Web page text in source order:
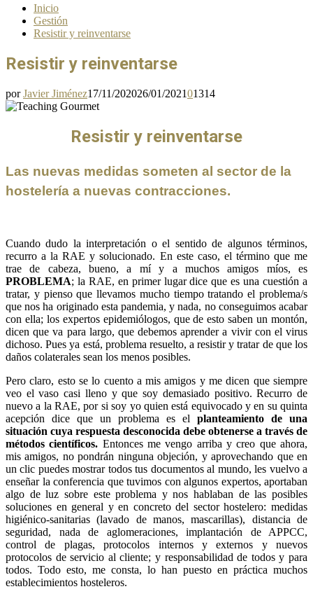
Inicio
Gestión
Resistir y reinventarse
Resistir y reinventarse
porJavier Jiménez17/11/202026/01/202101314
Resistir y reinventarse
Las nuevas medidas someten al sector de la
hostelería a nuevas contracciones.
Cuando dudo la interpretación o el sentido de algunos términos,
recurro a la RAE y solucionado. En este caso, el término que me
trae de cabeza, bueno, a mí y a muchos amigos míos, es
PROBLEMA; la RAE, en primer lugar dice que es una cuestión a
tratar, y pienso que llevamos mucho tiempo tratando el problema/s
que nos ha originado esta pandemia, y nada, no conseguimos acabar
con ella; los expertos epidemiólogos, que de esto saben un montón,
dicen que va para largo, que debemos aprender a vivir con el virus
dichoso. Pues ya está, problema resuelto, a resistir y tratar de que los
daños colaterales sean los menos posibles.
Pero claro, esto se lo cuento a mis amigos y me dicen que siempre
veo el vaso casi lleno y que soy demasiado positivo. Recurro de
nuevo a la RAE, por si soy yo quien está equivocado y en su quinta
acepción dice que un problema es el planteamiento de una
situación cuya respuesta desconocida debe obtenerse a través de
métodos científicos. Entonces me vengo arriba y creo que ahora,
mis amigos, no pondrán ninguna objeción, y aprovechando que en
un clic puedes mostrar todos tus documentos al mundo, les vuelvo a
enseñar la conferencia que tuvimos con algunos expertos, aportaban
algo de luz sobre este problema y nos hablaban de las posibles
soluciones en general y en concreto del sector hostelero: medidas
higiénico-sanitarias (lavado de manos, mascarillas), distancia de
seguridad, nada de aglomeraciones, implantación de APPCC,
control de plagas, protocolos internos y externos y nuevos
protocolos de servicio al cliente; y responsabilidad de todos y para
todos. Todo esto, me consta, lo han puesto en práctica muchos
establecimientos hosteleros.